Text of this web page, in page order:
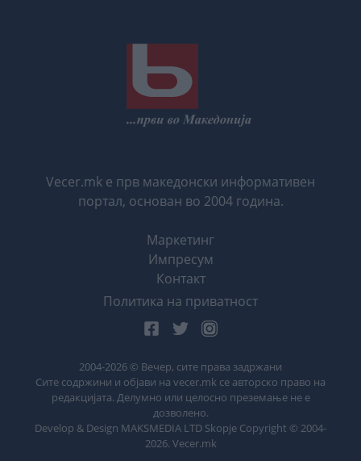
Vecer.mk е прв македонски информативен
портал, основан во 2004 година.
Маркетинг
Импресум
Контакт
Политика на приватност
2004-2026 © Вечер, сите права задржани
Сите содржини и објави на vecer.mk се авторско право на
редакцијата. Делумно или целосно преземање не е
дозволено.
Develop & Design MAKSMEDIA LTD Skopje Copyright © 2004-
2026. Vecer.mk